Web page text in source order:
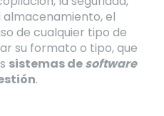
el
de cualquier tipo de
su formato o tipo, que
sistemas desoftware
.